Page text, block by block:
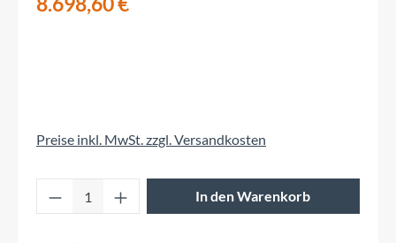
Preise inkl. MwSt. zzgl. Versandkosten
Produkt Anzahl: Gib den gewünschten
In den Warenkorb